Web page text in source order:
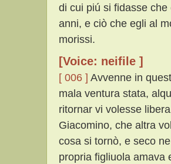
di cui piú si fidasse
anni, e ciò che egli al
morissi.
[Voice: neifile ]
[ 006 ] Avvenne in
mala ventura stata,
ritornar vi volesse
Giacomino, che altra
cosa si tornò, e seco
propria figliuola amava